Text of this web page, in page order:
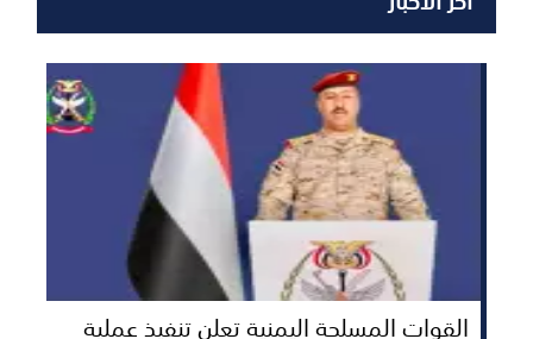
القوات المسلحة اليمنية تعلن تنفيذ عملية